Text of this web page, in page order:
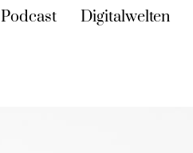
Podcast Digitalwelten